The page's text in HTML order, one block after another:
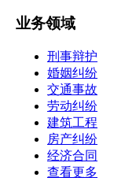
业务领域
刑事辩护
婚姻纠纷
交通事故
劳动纠纷
建筑工程
房产纠纷
经济合同
查看更多